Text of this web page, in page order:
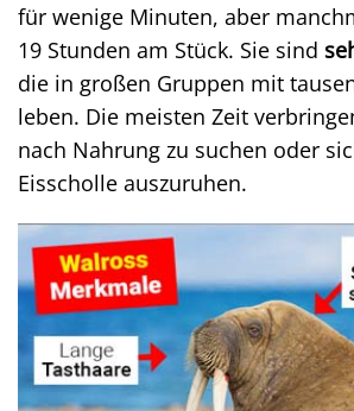
für wenige Minuten, aber
19 Stunden am Stück. Sie sind
die in großen Gruppen mit
leben. Die meisten Zeit
nach Nahrung zu suchen oder
Eisscholle auszuruhen.